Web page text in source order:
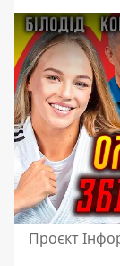
Проєкт